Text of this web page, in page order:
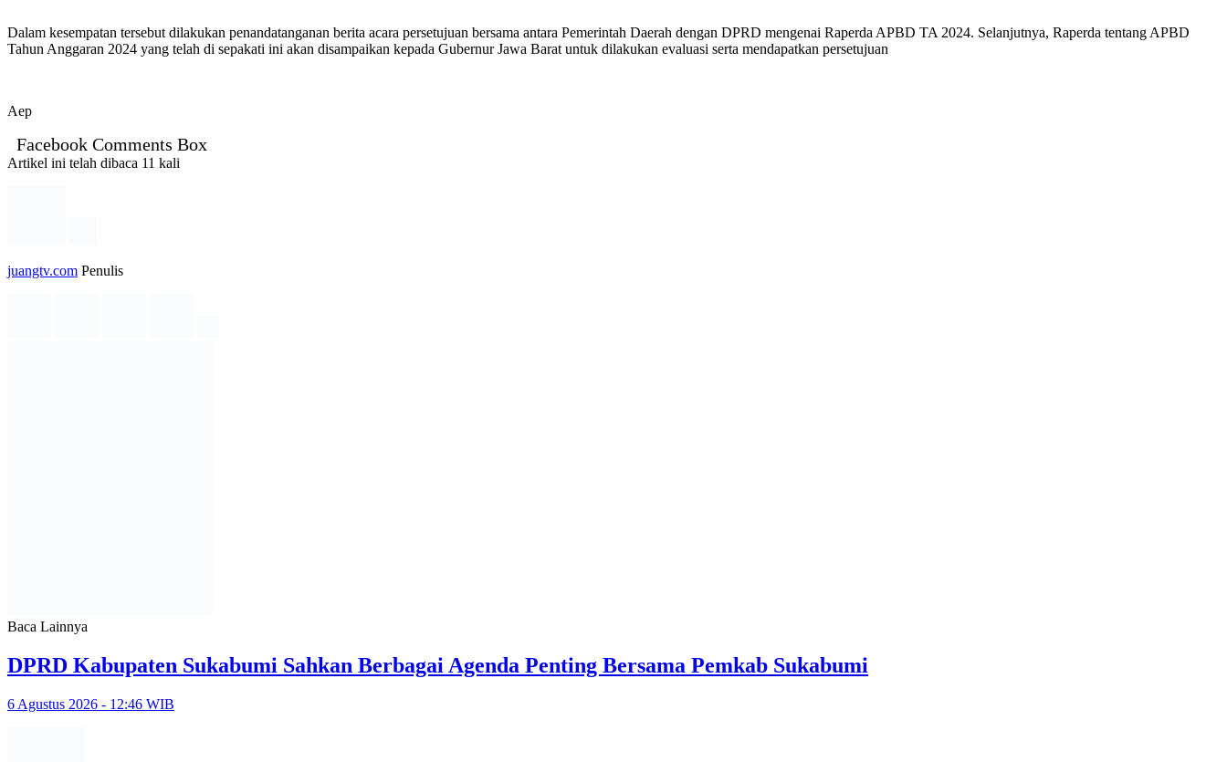
Dalam kesempatan tersebut dilakukan penandatanganan berita acara persetujuan bersama antara Pemerintah Daerah dengan DPRD mengenai Raperda APBD TA 2024. Selanjutnya, Raperda tentang APBD
Tahun Anggaran 2024 yang telah di sepakati ini akan disampaikan kepada Gubernur Jawa Barat untuk dilakukan evaluasi serta mendapatkan persetujuan
Aep
Facebook Comments Box
Artikel ini telah dibaca 11 kali
juangtv.com Penulis
Baca Lainnya
DPRD Kabupaten Sukabumi Sahkan Berbagai Agenda Penting Bersama Pemkab Sukabumi
6 Agustus 2026 - 12:46 WIB